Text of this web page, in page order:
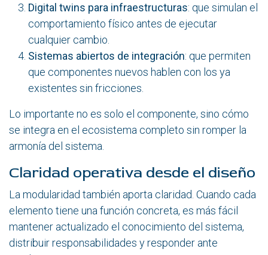
Digital twins para infraestructuras: que simulan el
comportamiento físico antes de ejecutar
cualquier cambio.
Sistemas abiertos de integración: que permiten
que componentes nuevos hablen con los ya
existentes sin fricciones.
Lo importante no es solo el componente, sino cómo
se integra en el ecosistema completo sin romper la
armonía del sistema.
Claridad operativa desde el diseño
La modularidad también aporta claridad. Cuando cada
elemento tiene una función concreta, es más fácil
mantener actualizado el conocimiento del sistema,
distribuir responsabilidades y responder ante